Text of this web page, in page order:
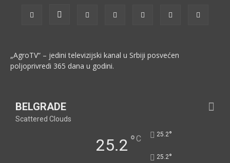
„AgroTV“ – jedini televizijski kanal u Srbiji posvećen
poljoprivredi 365 dana u godini.
BELGRADE
Scattered Clouds
25.2 °C 25.2°
25.2°